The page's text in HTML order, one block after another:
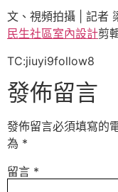
文、視頻拍攝 | 記者
民生社區室內設計剪
TC:jiuyi9follow8
發佈留言
發佈留言必須填寫的
為 *
留言 *